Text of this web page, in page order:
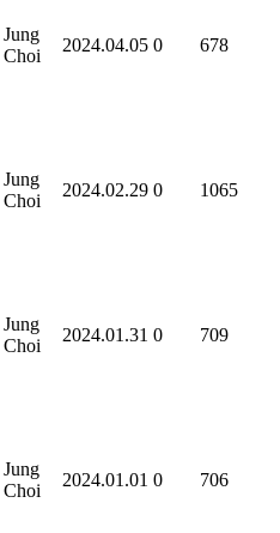
Jung
Choi
2024.04.05 0 678
Jung
Choi
2024.02.29 0 1065
Jung
Choi
2024.01.31 0 709
Jung
Choi
2024.01.01 0 706